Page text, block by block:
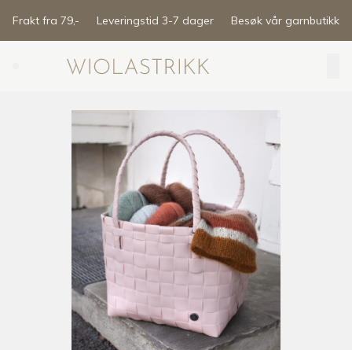
Frakt fra 79,- Leveringstid 3-7 dager Besøk vår garnbutikk
Search (⌘K)